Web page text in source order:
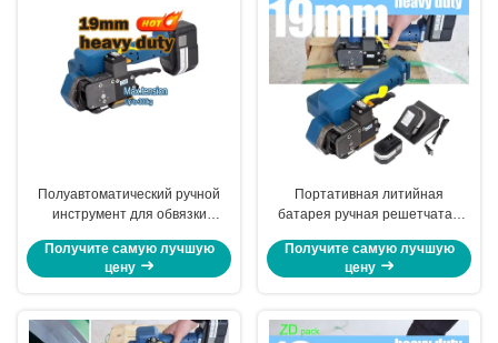
Полуавтоматический ручной
инструмент для обвязки
литиевой батареей
Получите самую лучшую
цену
Портативная литийная
батарея ручная решетчатая
горячим расплавлением
Получите самую лучшую
цену